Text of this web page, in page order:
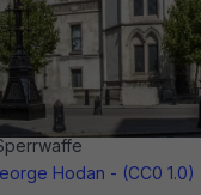
Hodan - (CC0 1.0)